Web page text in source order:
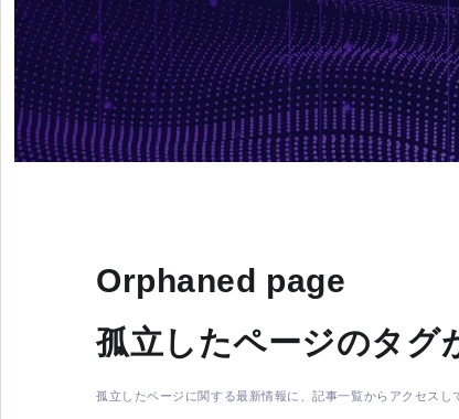
Orphaned page
孤立したページのタグ
孤立したページに関する最新情報に、記事一覧からアクセスし